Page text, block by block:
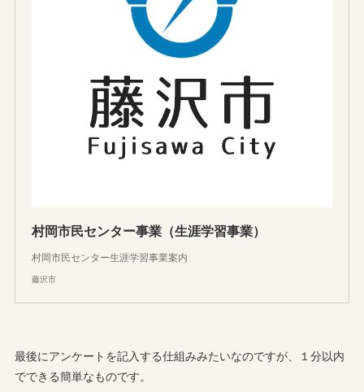
村岡市民センター事業（生涯学習事業）
村岡市民センター生涯学習事業案内
藤沢市
最後にアンケートを記入する仕組みみたいなのですが、１分以内
でできる簡単なものです。